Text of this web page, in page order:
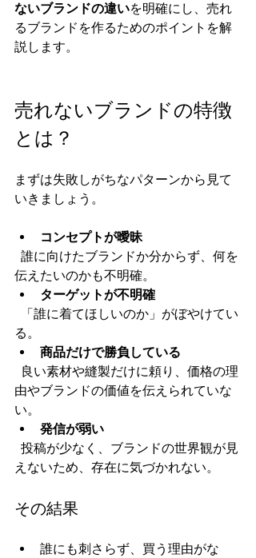
ないブランドの違いを明確にし、売れ
るブランドを作るためのポイントを解
説します。
売れないブランドの特徴
とは？
まずは失敗しがちなパターンから見て
いきましょう。
コンセプトが曖昧
伝えたいのかも不明確。
ターゲットが不明確
る。
商品だけで勝負している
由やブランドの価値を伝えられていな
い。
発信が弱い
えないため、存在に気づかれない。
その結果
誰にも刺さらず、買う理由がな